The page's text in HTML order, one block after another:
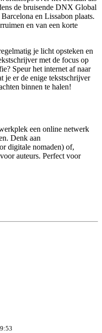
de bruisende DNX Global
en Lissabon plaats.
en van een korte
je licht opsteken en
met de focus op
Speur het internet af naar
je er de enige tekstschrijver
binnen te halen!
een online netwerk
Denk aan
digitale nomaden) of,
auteurs. Perfect voor